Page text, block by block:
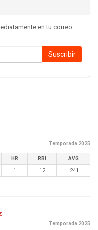
en tu correo
Suscribir
Temporada 2025
HR RBI AVG
1 12 .241
Temporada 2025